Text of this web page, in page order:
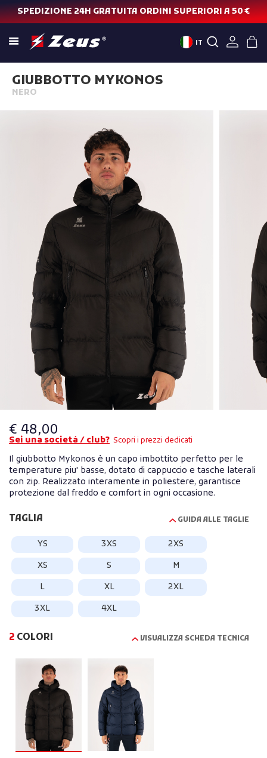
SPEDIZIONE 24H GRATUITA ORDINI SUPERIORI A 50 €
IT
GIUBBOTTO MYKONOS
NERO
€ 48,00
Sei una società / club? Scopri i prezzi dedicati
Il giubbotto Mykonos è un capo imbottito perfetto per le
temperature piu' basse, dotato di cappuccio e tasche laterali
con zip. Realizzato interamente in poliestere, garantisce
protezione dal freddo e comfort in ogni occasione.
TAGLIA GUIDA ALLE TAGLIE
YS 3XS
2XS
XS
S
M
L
XL
2XL
3XL
4XL
2 COLORI VISUALIZZA SCHEDA TECNICA